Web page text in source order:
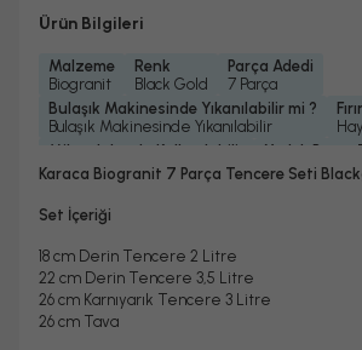
Ürün Bilgileri
Malzeme
Biogranit
Renk
Black Gold
Parça Adedi
7 Parça
Bulaşık Makinesinde Yıkanılabilir mi ?
Bulaşık Makinesinde Yıkanılabilir
Mikrodalgada Kullanılabilir
Hayır
Yedek Parça
Evet
2 Yıl
Karaca Biogranit 7 Parça Tencere Seti
Set İçeriği
18 cm Derin Tencere 2 Litre
22 cm Derin Tencere 3,5 Litre
26 cm Karnıyarık Tencere 3 Litre
26 cm Tava